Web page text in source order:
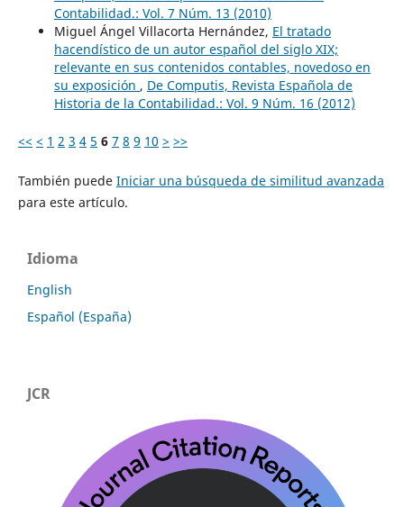
Contabilidad.: Vol. 7 Núm. 13 (2010)
Miguel Ángel Villacorta Hernández, El tratado
hacendístico de un autor español del siglo XIX;
relevante en sus contenidos contables, novedoso en
su exposición , De Computis, Revista Española de
Historia de la Contabilidad.: Vol. 9 Núm. 16 (2012)
<< < 1 2 3 4 5 6 7 8 9 10 > >>
También puede Iniciar una búsqueda de similitud avanzada
para este artículo.
Idioma
English
Español (España)
JCR